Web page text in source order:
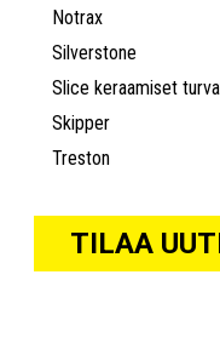
Notrax
Silverstone
Slice keraamiset
Skipper
Treston
TILAA